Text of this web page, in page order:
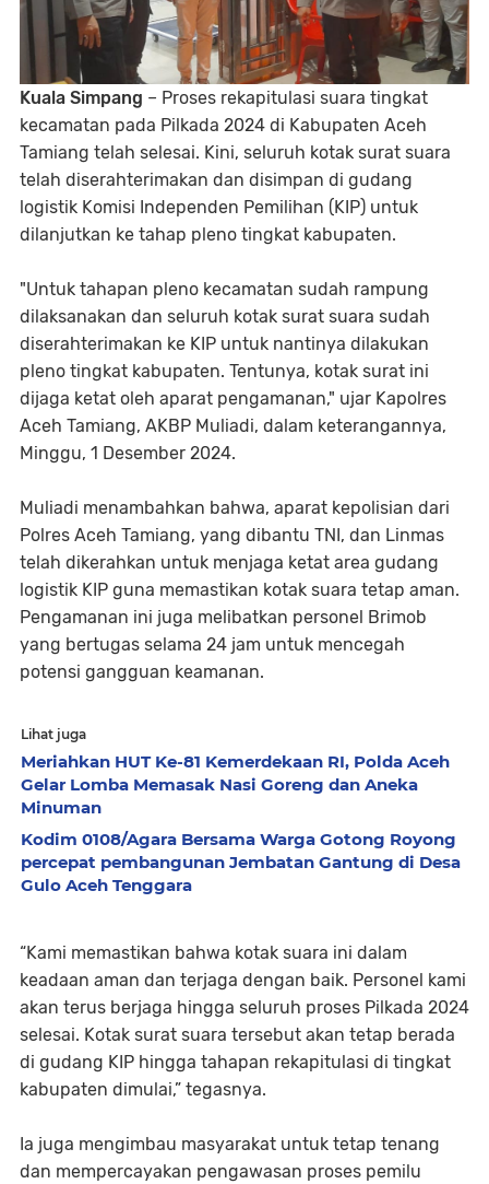
Kuala Simpang – Proses rekapitulasi suara tingkat
kecamatan pada Pilkada 2024 di Kabupaten Aceh
Tamiang telah selesai. Kini, seluruh kotak surat suara
telah diserahterimakan dan disimpan di gudang
logistik Komisi Independen Pemilihan (KIP) untuk
dilanjutkan ke tahap pleno tingkat kabupaten.
"Untuk tahapan pleno kecamatan sudah rampung
dilaksanakan dan seluruh kotak surat suara sudah
diserahterimakan ke KIP untuk nantinya dilakukan
pleno tingkat kabupaten. Tentunya, kotak surat ini
dijaga ketat oleh aparat pengamanan," ujar Kapolres
Aceh Tamiang, AKBP Muliadi, dalam keterangannya,
Minggu, 1 Desember 2024.
Muliadi menambahkan bahwa, aparat kepolisian dari
Polres Aceh Tamiang, yang dibantu TNI, dan Linmas
telah dikerahkan untuk menjaga ketat area gudang
logistik KIP guna memastikan kotak suara tetap aman.
Pengamanan ini juga melibatkan personel Brimob
yang bertugas selama 24 jam untuk mencegah
potensi gangguan keamanan.
Lihat juga
Meriahkan HUT Ke-81 Kemerdekaan RI, Polda Aceh
Gelar Lomba Memasak Nasi Goreng dan Aneka
Minuman
Kodim 0108/Agara Bersama Warga Gotong Royong
percepat pembangunan Jembatan Gantung di Desa
Gulo Aceh Tenggara
“Kami memastikan bahwa kotak suara ini dalam
keadaan aman dan terjaga dengan baik. Personel kami
akan terus berjaga hingga seluruh proses Pilkada 2024
selesai. Kotak surat suara tersebut akan tetap berada
di gudang KIP hingga tahapan rekapitulasi di tingkat
kabupaten dimulai,” tegasnya.
Ia juga mengimbau masyarakat untuk tetap tenang
dan mempercayakan pengawasan proses pemilu